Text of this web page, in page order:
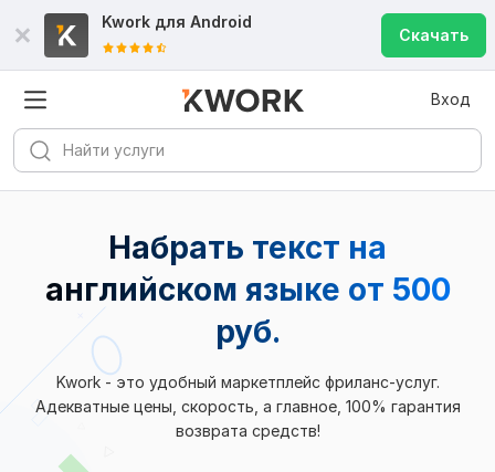
Kwork для Android
Скачать
Вход
Набрать текст на
английском языке от 500
руб.
Kwork - это удобный маркетплейс фриланс-услуг.
Адекватные цены, скорость, а главное, 100% гарантия
возврата средств!